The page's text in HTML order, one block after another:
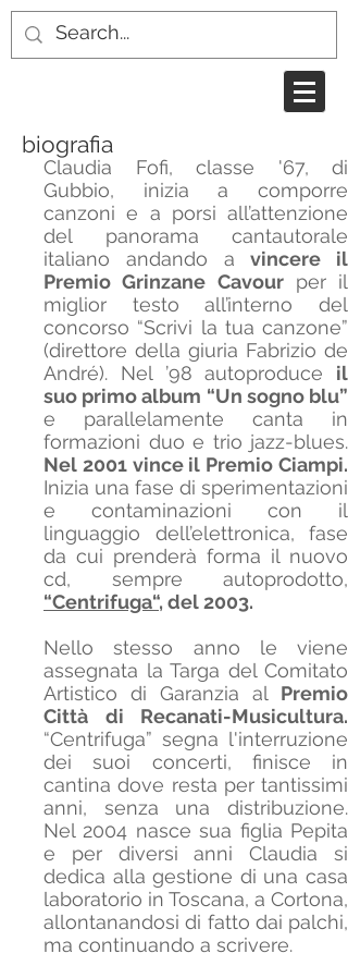
biografia
Claudia Fofi, classe '67, di
Gubbio, inizia a comporre
canzoni e a porsi all’attenzione
del panorama cantautorale
italiano andando avincere il
Premio Grinzane Cavourper il
miglior testo all’interno del
concorso “Scrivi la tua canzone”
(direttore della giuria Fabrizio de
André). Nel ’98 autoproduce il
suo primo album “Un sogno blu”
e parallelamente canta in
formazioni duo e trio jazz-blues.
Nel 2001 vince il Premio Ciampi.
Inizia una fase di sperimentazioni
e contaminazioni con il
linguaggio dell’elettronica, fase
da cui prenderà forma il nuovo
cd, sempre autoprodotto,
“Centrifuga“, del 2003.
Nello stesso anno le viene
assegnata la Targa del Comitato
Artistico di Garanzia al Premio
Città di Recanati-Musicultura.
“Centrifuga” segna l'interruzione
dei suoi concerti, finisce in
cantina dove resta per tantissimi
anni, senza una distribuzione.
Nel 2004 nasce sua figlia Pepita
e per diversi anni Claudia si
dedica alla gestione di una casa
laboratorio in Toscana, a Cortona,
allontanandosi di fatto dai palchi,
ma continuando a scrivere.